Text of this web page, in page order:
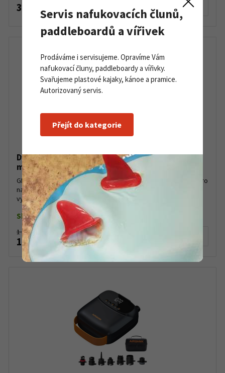
3 500 Kč Detail produktu
Dvojčinná ruční pumpa Scoprega GM 5 s
manometrem
GM5 je spolehlivá a účinná ruční dvojčinná všestranná pumpa pro
nafukování kajaků, kánoí, člunů, ale i paddleboardů.Pumpa je
vyrobena z recyklovaných a recyklovatelných p...
Skladem
1 350 Kč
1 160 Kč
Servis nafukovacích člunů,
paddleboardů a vířivek
Prodáváme i servisujeme. Opravíme Vám
nafukovací čluny, paddleboardy a vířivky.
Svařujeme plastové kajaky, kánoe a pramice.
Autorizovaný servis.
Přejít do kategorie